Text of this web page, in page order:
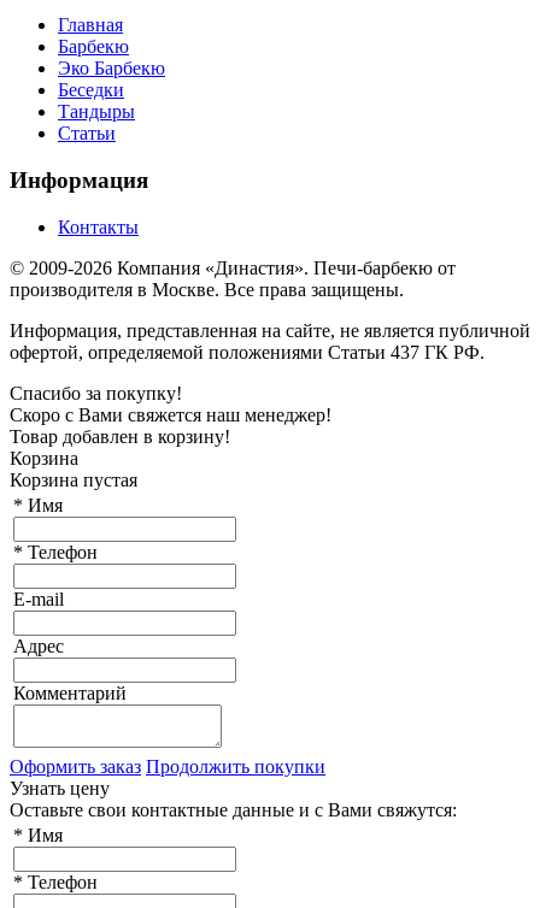
Главная
Барбекю
Эко Барбекю
Беседки
Тандыры
Статьи
Информация
Контакты
© 2009-2026 Компания «Династия». Печи-барбекю от
производителя в Москве. Все права защищены.
Информация, представленная на сайте, не является публичной
офертой, определяемой положениями Статьи 437 ГК РФ.
Спасибо за покупку!
Скоро с Вами свяжется наш менеджер!
Товар добавлен в корзину!
Корзина
Корзина пустая
* Имя
* Телефон
E-mail
Адрес
Комментарий
Оформить заказ Продолжить покупки
Узнать цену
Оставьте свои контактные данные и с Вами свяжутся:
* Имя
* Телефон